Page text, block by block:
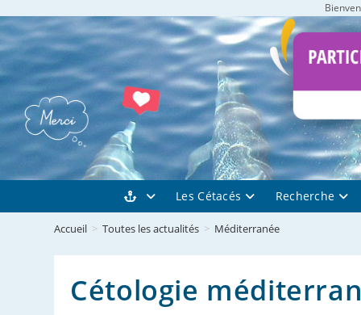
to
content
Les Cétacés Recherche
Accueil > Toutes les actualités > Méditerranée
Cétologie